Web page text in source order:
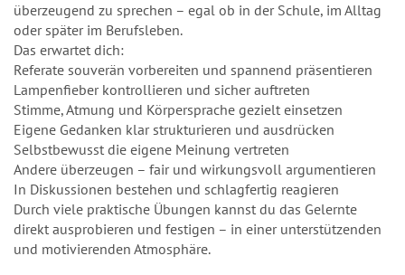
überzeugend zu sprechen – egal ob in der Schule, im Alltag
oder später im Berufsleben.
Das erwartet dich:
Referate souverän vorbereiten und spannend präsentieren
Lampenfieber kontrollieren und sicher auftreten
Stimme, Atmung und Körpersprache gezielt einsetzen
Eigene Gedanken klar strukturieren und ausdrücken
Selbstbewusst die eigene Meinung vertreten
Andere überzeugen – fair und wirkungsvoll argumentieren
In Diskussionen bestehen und schlagfertig reagieren
Durch viele praktische Übungen kannst du das Gelernte
direkt ausprobieren und festigen – in einer unterstützenden
und motivierenden Atmosphäre.